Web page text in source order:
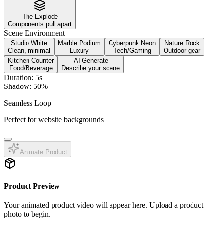
The Explode
Components pull apart
Scene Environment
Studio White
Clean, minimal
Marble Podium
Luxury
Cyberpunk Neon
Tech/Gaming
Nature Rock
Outdoor gear
Kitchen Counter
Food/Beverage
AI Generate
Describe your scene
Duration: 5s
Shadow: 50%
Seamless Loop
Perfect for website backgrounds
Animate Product
Product Preview
Your animated product video will appear here. Upload a product
photo to begin.